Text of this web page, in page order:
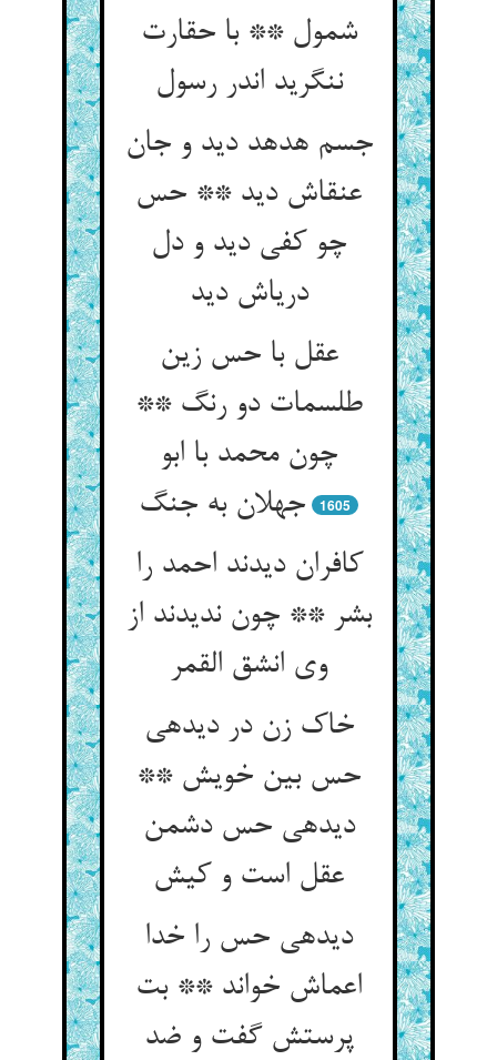
شمول ** با حقارت
ننگرید اندر رسول‏
جسم هدهد دید و جان
عنقاش دید ** حس
چو کفی دید و دل
دریاش دید
عقل با حس زین
طلسمات دو رنگ **
چون محمد با ابو
جهلان به جنگ‏
1605
کافران دیدند احمد را
بشر ** چون ندیدند از
وی انشق القمر
خاک زن در دیده‏ی
حس بین خویش **
دیده‏ی حس دشمن
عقل است و کیش‏
دیده‏ی حس را خدا
اعماش خواند ** بت
پرستش گفت و ضد